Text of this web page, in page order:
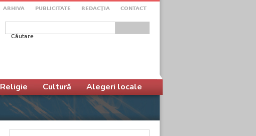
ARHIVA PUBLICITATE REDACŢIA CONTACT
Formular de căutare
Religie Cultură Alegeri locale